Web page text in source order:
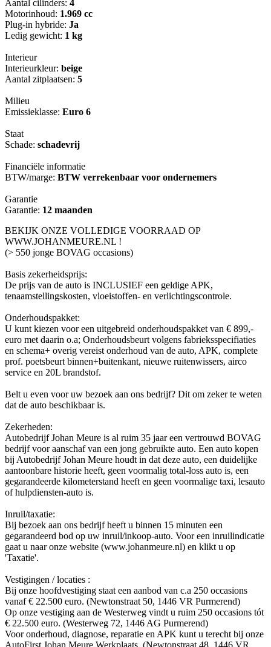
Aantal cilinders: 4
Motorinhoud: 1.969 cc
Plug-in hybride: Ja
Ledig gewicht: 1 kg
Interieur
Interieurkleur: beige
Aantal zitplaatsen: 5
Milieu
Emissieklasse: Euro 6
Staat
Schade: schadevrij
Financiële informatie
BTW/marge: BTW verrekenbaar voor ondernemers
Garantie
Garantie: 12 maanden
BEKIJK ONZE VOLLEDIGE VOORRAAD OP
WWW.JOHANMEURE.NL !
(> 550 jonge BOVAG occasions)
Basis zekerheidsprijs:
De prijs van de auto is INCLUSIEF een geldige APK,
tenaamstellingskosten, vloeistoffen- en verlichtingscontrole.
Onderhoudspakket:
U kunt kiezen voor een uitgebreid onderhoudspakket van € 899,-
euro met daarin o.a; Onderhoudsbeurt volgens fabrieksspecifiaties
en schema+ overig vereist onderhoud van de auto, APK, complete
prof. poetsbeurt binnen+buitenkant, nieuwe ruitenwissers, airco
service en 20L brandstof.
Belt u even voor uw bezoek aan ons bedrijf? Dit om zeker te weten
dat de auto beschikbaar is.
Zekerheden:
Autobedrijf Johan Meure is al ruim 35 jaar een vertrouwd BOVAG
bedrijf voor aanschaf van een jong gebruikte auto. Een auto kopen
bij Autobedrijf Johan Meure houdt in dat deze auto, een duidelijke
aantoonbare historie heeft, geen voormalig total-loss auto is, een
gegarandeerde kilometerstand heeft en geen voormalige taxi, lesauto
of hulpdiensten-auto is.
Inruil/taxatie:
Bij bezoek aan ons bedrijf heeft u binnen 15 minuten een
gegarandeerd bod op uw inruil/inkoop-auto. Voor een inruilindicatie
gaat u naar onze website (www.johanmeure.nl) en klikt u op
'Taxatie'.
Vestigingen / locaties :
Bij onze hoofdvestiging staat een aanbod van c.a 250 occasions
vanaf € 22.500 euro. (Newtonstraat 50, 1446 VR Purmerend)
Op onze vestiging aan de Westerweg vindt u ruim 250 occasions tót
€ 22.500 euro. (Westerweg 72, 1446 AG Purmerend)
Voor onderhoud, diagnose, reparatie en APK kunt u terecht bij onze
AutoFirst Johan Meure Werkplaats. (Newtonstraat 48, 1446 VR